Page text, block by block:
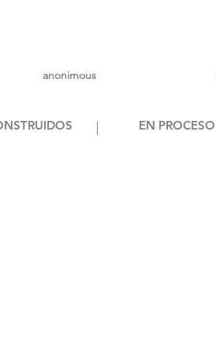
anonimous
EN PROCESO